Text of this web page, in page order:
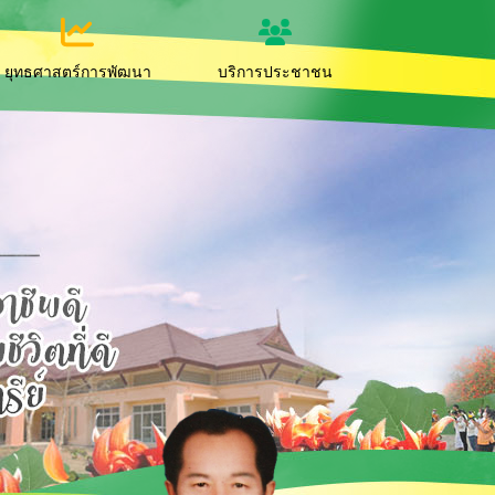
ยุทธศาสตร์การพัฒนา บริการประชาชน